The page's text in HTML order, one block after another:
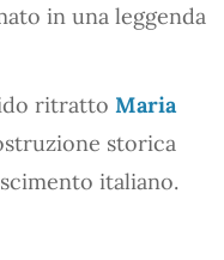
in una leggenda
ritratto Maria
storica
italiano.